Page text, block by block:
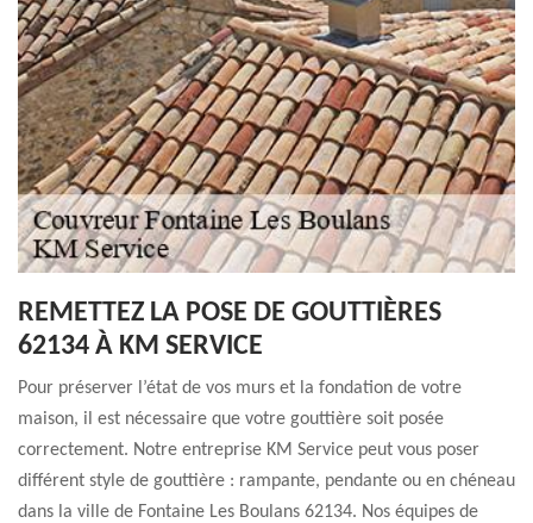
REMETTEZ LA POSE DE GOUTTIÈRES
62134 À KM SERVICE
Pour préserver l’état de vos murs et la fondation de votre
maison, il est nécessaire que votre gouttière soit posée
correctement. Notre entreprise KM Service peut vous poser
différent style de gouttière : rampante, pendante ou en chéneau
dans la ville de Fontaine Les Boulans 62134. Nos équipes de